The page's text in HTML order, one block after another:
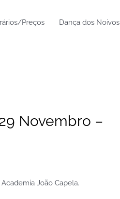
Preços Dança dos Noivos
Novembro –
João Capela.